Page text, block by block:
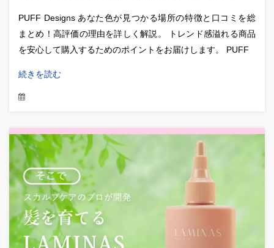
PUFF Designs あなた色が見つかる場所の特徴と口コミを総
まとめ！高評価の理由を詳しく解説。 トレンド感溢れる商品
を安心して購入するためのポイントをお届けします。 PUFF
続きを読む